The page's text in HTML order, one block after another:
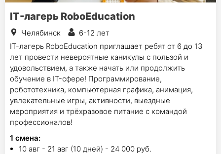
IT-лагерь RoboEducation
Челябинск
6-12 лет
IT-лагерь RoboEducation приглашает ребят от 6 до 13
лет провести невероятные каникулы с пользой и
удовольствием, а также начать или продолжить
обучение в IT-сфере! Программирование,
робототехника, компьютерная графика, анимация,
увлекательные игры, активности, выездные
мероприятия и трёхразовое питание с командой
профессионалов!
1 смена:
10 авг - 21 авг (10 дней) - 24 000 руб.